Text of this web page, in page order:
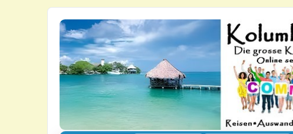
Kolumbienforum - Das grosse Forum
Reisen, Auswandern, Kultur, Politik, Geschichte und Visum in Kolumbien und